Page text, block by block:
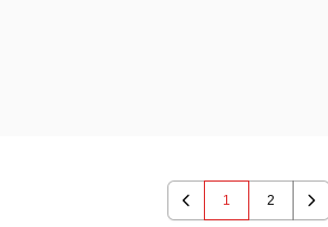
Previous
1 2
Next